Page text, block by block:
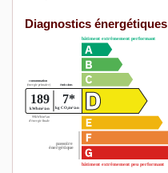
Diagnostics énergétiques